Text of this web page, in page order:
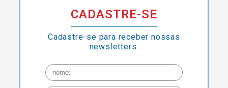
CADASTRE-SE
Cadastre-se para receber nossas
newsletters.